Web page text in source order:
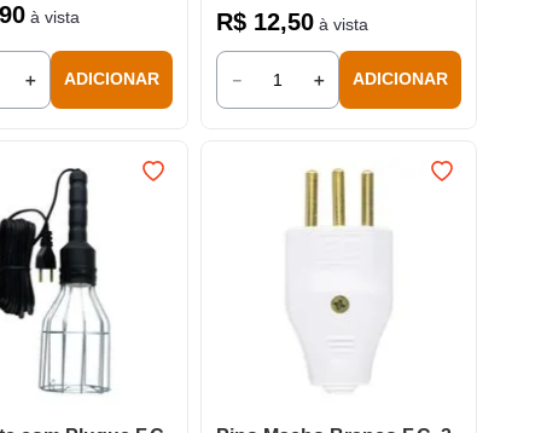
à vista
＋ ADICIONAR
R$ 12,50à vista
＋
－ ADICIONAR